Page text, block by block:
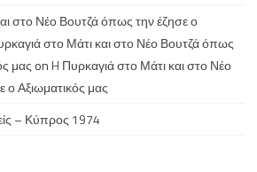
στο Νέο Βουτζά όπως την έζησε ο
στο Μάτι και στο Νέο Βουτζά όπως
μας onH Πυρκαγιά στο Μάτι και στο Νέο
Αξιωματικός μας
– Κύπρος 1974